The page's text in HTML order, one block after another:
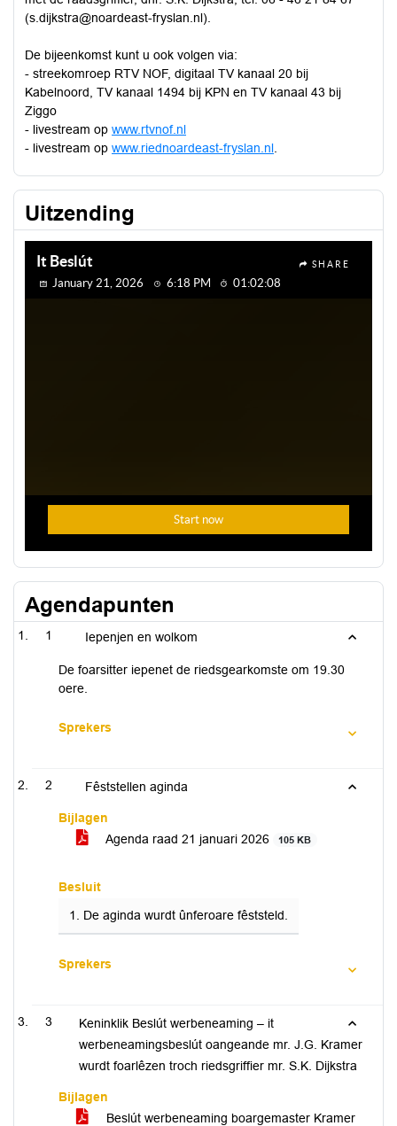
(s.dijkstra@noardeast-fryslan.nl).
De bijeenkomst kunt u ook volgen via:
- streekomroep RTV NOF, digitaal TV kanaal 20 bij
Kabelnoord, TV kanaal 1494 bij KPN en TV kanaal 43 bij
Ziggo
- livestream op www.rtvnof.nl
- livestream op www.riednoardeast-fryslan.nl
Uitzending
Agendapunten
1 Iepenjen en wolkom
De foarsitter iepenet de riedsgearkomste om 19.30
oere.
Sprekers
2 Fêststellen aginda
Bijlagen
Agenda raad 21 januari 2026
105 KB
Besluit
1. De aginda wurdt ûnferoare fêststeld.
Sprekers
3
Keninklik Beslút werbeneaming – it
werbeneamingsbeslút oangeande mr. J.G. Kramer
wurdt foarlêzen troch riedsgriffier mr. S.K. Dijkstra
Bijlagen
Beslút werbeneaming boargemaster Kramer